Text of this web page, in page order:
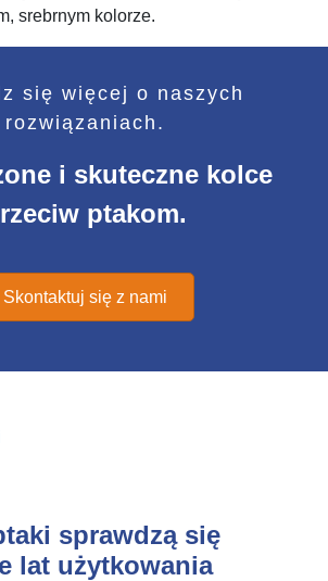
srebrnym kolorze.
się więcej o naszych
rozwiązaniach.
i skuteczne kolce
ptakom.
Skontaktuj się z nami
sprawdzą się
lat użytkowania